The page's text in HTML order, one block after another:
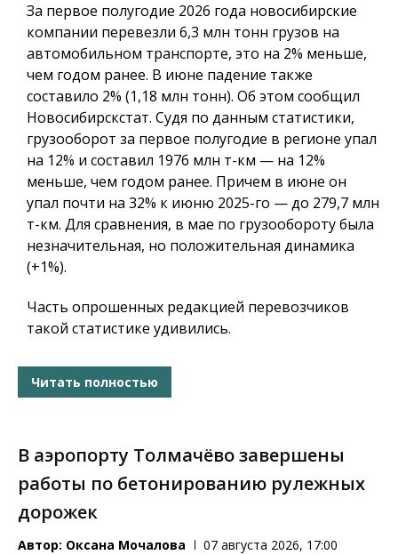
За первое полугодие 2026 года новосибирские
компании перевезли 6,3 млн тонн грузов на
автомобильном транспорте, это на 2% меньше,
чем годом ранее. В июне падение также
составило 2% (1,18 млн тонн). Об этом сообщил
Новосибирскстат. Судя по данным статистики,
грузооборот за первое полугодие в регионе упал
на 12% и составил 1976 млн т-км — на 12%
меньше, чем годом ранее. Причем в июне он
упал почти на 32% к июню 2025-го — до 279,7 млн
т-км. Для сравнения, в мае по грузообороту была
незначительная, но положительная динамика
(+1%).
Часть опрошенных редакцией перевозчиков
такой статистике удивились.
Читать полностью
В аэропорту Толмачёво завершены
работы по бетонированию рулежных
дорожек
Автор: Оксана Мочалова 07 августа 2026, 17:00